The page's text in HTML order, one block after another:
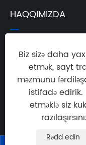
HAQQIMIZDA
XƏBƏRI
Tel:
+39-02-
Biz sizə daha
etmək, sayt
məzmunu
istifadə
etməklə siz
Rədd edin